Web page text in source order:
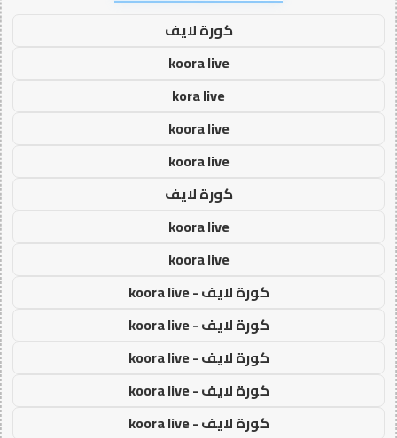
كورة لايف
koora live
kora live
koora live
koora live
كورة لايف
koora live
koora live
كورة لايف - koora live
كورة لايف - koora live
كورة لايف - koora live
كورة لايف - koora live
كورة لايف - koora live